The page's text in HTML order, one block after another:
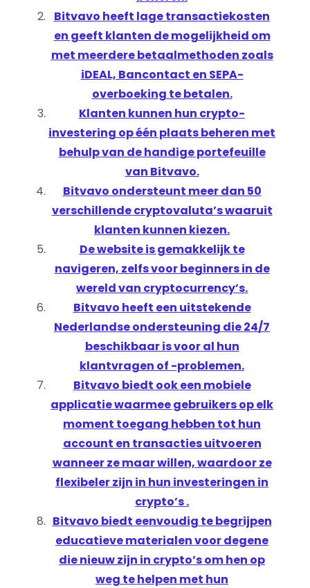
Bitvavo heeft lage transactiekosten
en geeft klanten de mogelijkheid om
met meerdere betaalmethoden zoals
iDEAL, Bancontact en SEPA-
overboeking te betalen.
Klanten kunnen hun crypto-
investering op één plaats beheren met
behulp van de handige portefeuille
van Bitvavo.
Bitvavo ondersteunt meer dan 50
verschillende cryptovaluta’s waaruit
klanten kunnen kiezen.
De website is gemakkelijk te
navigeren, zelfs voor beginners in de
wereld van cryptocurrency’s.
Bitvavo heeft een uitstekende
Nederlandse ondersteuning die 24/7
beschikbaar is voor al hun
klantvragen of -problemen.
Bitvavo biedt ook een mobiele
applicatie waarmee gebruikers op elk
moment toegang hebben tot hun
account en transacties uitvoeren
wanneer ze maar willen, waardoor ze
flexibeler zijn in hun investeringen in
crypto’s .
Bitvavo biedt eenvoudig te begrijpen
educatieve materialen voor degene
die nieuw zijn in crypto’s om hen op
weg te helpen met hun